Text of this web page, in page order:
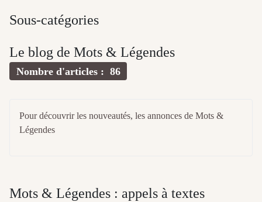
Sous-catégories
Le blog de Mots & Légendes
Nombre d'articles : 86
Pour découvrir les nouveautés, les annonces de Mots &
Légendes
Mots & Légendes : appels à textes